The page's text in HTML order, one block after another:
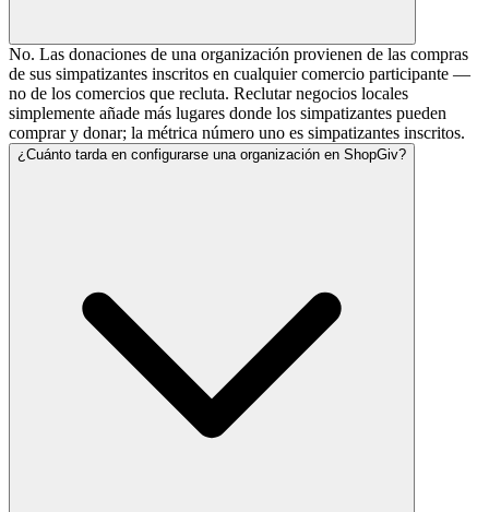
No. Las donaciones de una organización provienen de las compras
de sus simpatizantes inscritos en cualquier comercio participante —
no de los comercios que recluta. Reclutar negocios locales
simplemente añade más lugares donde los simpatizantes pueden
comprar y donar; la métrica número uno es simpatizantes inscritos.
¿Cuánto tarda en configurarse una organización en ShopGiv?